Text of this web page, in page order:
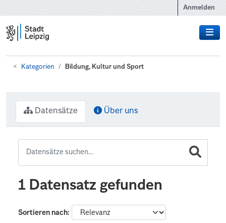
Anmelden
Kategorien Bildung, Kultur und Sport
Datensätze Über uns
1 Datensatz gefunden
Sortieren nach